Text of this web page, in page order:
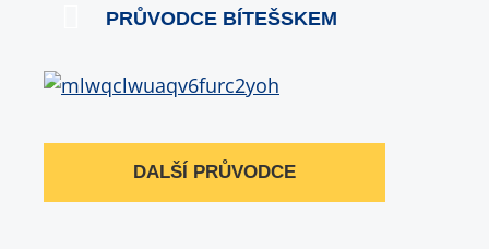
PRŮVODCE BÍTEŠSKEM
DALŠÍ PRŮVODCE